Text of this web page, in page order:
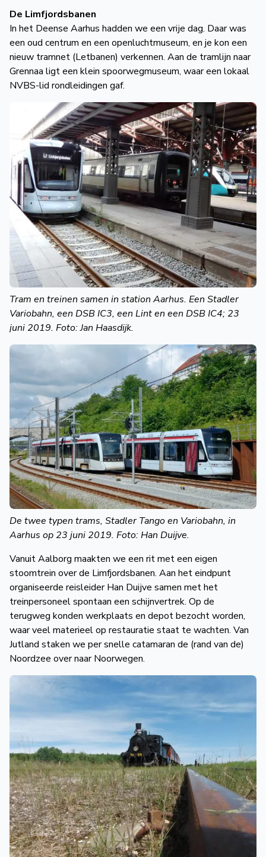
De Limfjordsbanen
In het Deense Aarhus hadden we een vrije dag. Daar was
een oud centrum en een openluchtmuseum, en je kon een
nieuw tramnet (Letbanen) verkennen. Aan de tramlijn naar
Grennaa ligt een klein spoorwegmuseum, waar een lokaal
NVBS-lid rondleidingen gaf.
Tram en treinen samen in station Aarhus. Een Stadler
Variobahn, een DSB IC3, een Lint en een DSB IC4; 23
juni 2019. Foto: Jan Haasdijk.
De twee typen trams, Stadler Tango en Variobahn, in
Aarhus op 23 juni 2019. Foto: Han Duijve.
Vanuit Aalborg maakten we een rit met een eigen
stoomtrein over de Limfjordsbanen. Aan het eindpunt
organiseerde reisleider Han Duijve samen met het
treinpersoneel spontaan een schijnvertrek. Op de
terugweg konden werkplaats en depot bezocht worden,
waar veel materieel op restauratie staat te wachten. Van
Jutland staken we per snelle catamaran de (rand van de)
Noordzee over naar Noorwegen.